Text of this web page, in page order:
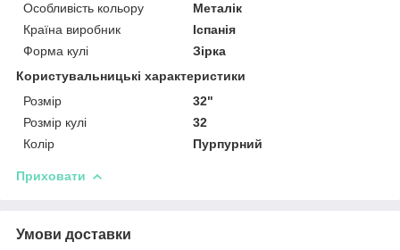
Особливість кольору
Металік
Країна виробник
Іспанія
Форма кулі
Зірка
Користувальницькі характеристики
Розмір
32"
Розмір кулі
32
Колір
Пурпурний
Приховати
Умови доставки